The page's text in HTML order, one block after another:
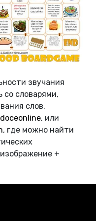
звучания
со словарями,
слов,
ldoceonline, или
, где можно найти
+